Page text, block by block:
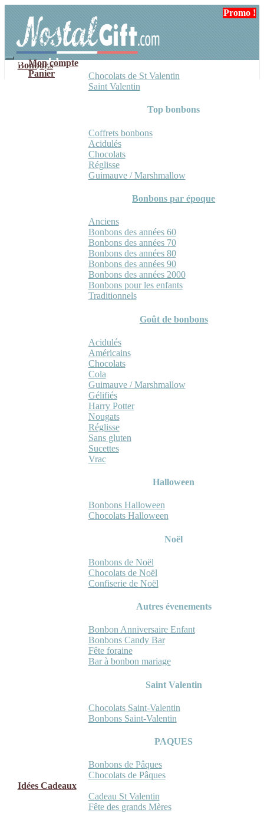
navigation
contenu
Mon compte
Panier
Bonbons
Chocolats de St Valentin
Saint Valentin
Top bonbons
Coffrets bonbons
Acidulés
Chocolats
Réglisse
Guimauve / Marshmallow
Bonbons par époque
Anciens
Bonbons des années 60
Bonbons des années 70
Bonbons des années 80
Bonbons des années 90
Bonbons des années 2000
Bonbons pour les enfants
Traditionnels
Goût de bonbons
Acidulés
Américains
Chocolats
Cola
Guimauve / Marshmallow
Gélifiés
Harry Potter
Nougats
Réglisse
Sans gluten
Sucettes
Vrac
Halloween
Bonbons Halloween
Chocolats Halloween
Noël
Bonbons de Noël
Chocolats de Noël
Confiserie de Noël
Autres évenements
Bonbon Anniversaire Enfant
Bonbons Candy Bar
Fête foraine
Bar à bonbon mariage
Saint Valentin
Chocolats Saint-Valentin
Bonbons Saint-Valentin
PAQUES
Bonbons de Pâques
Chocolats de Pâques
Idées Cadeaux
Cadeau St Valentin
Fête des grands Mères
Promo !